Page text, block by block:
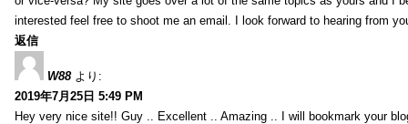
interested feel free to shoot me an email. I look forward to hearing from
返信
W88 より:
2019年7月25日 5:49 PM
Hey very nice site!! Guy .. Excellent .. Amazing .. I will bookmark your